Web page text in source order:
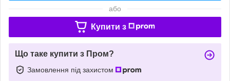
або
Купити з
Що таке купити з Пром?
Замовлення під захистом